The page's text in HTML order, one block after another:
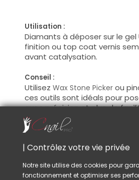
Utilisation :
Diamants à déposer sur le gel
finition ou top coat vernis
avant catalysation.
Conseil :
UtilisezWax Stone Picker ou
ces outils sont idéals pour
avec précision et plus de
VOUS AIMEREZ AUSSI
| Contrôlez votre vie privée
Notre site utilise des cookies pour
fonctionnement et optimiser ses